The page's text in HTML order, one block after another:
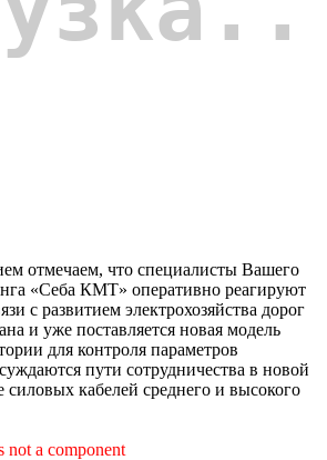
отмечаем, что специалисты Вашего
«Себа КМТ» оперативно реагируют
с развитием электрохозяйства дорог
и уже поставляется новая модель
для контроля параметров
пути сотрудничества в новой
силовых кабелей среднего и высокого
not a component